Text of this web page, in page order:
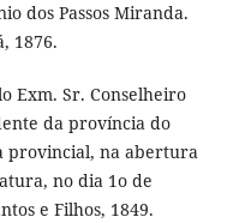
dos Passos Miranda.
1876.
Exm. Sr. Conselheiro
da província do
provincial, na abertura
no dia 1o de
e Filhos, 1849.